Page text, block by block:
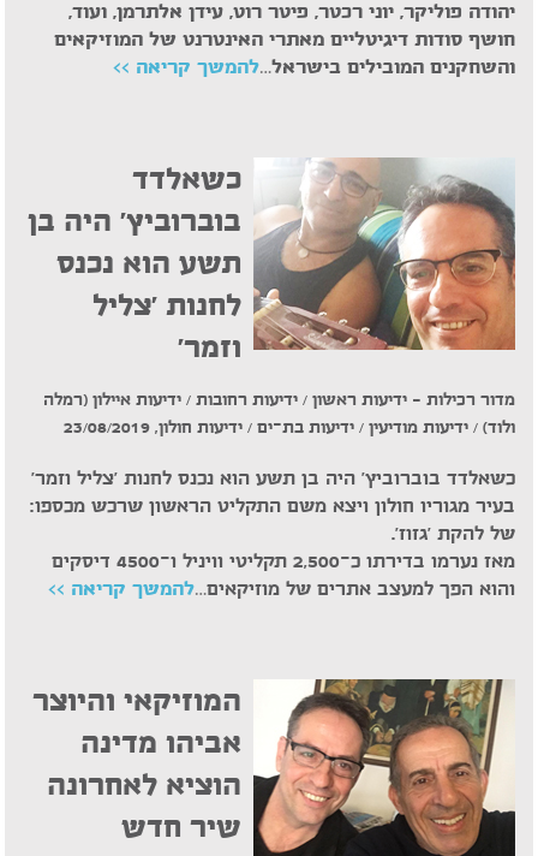
יהודה פוליקר, יוני רכטר, פיטר רוט, עידן אלתרמן, ועוד,
חושף סודות דיגיטליים מאתרי האינטרנט של המוזיקאים
והשחקנים המובילים בישראל…להמשך קריאה >>
כשאלדד
בוברוביץ' היה בן
תשע הוא נכנס
לחנות 'צליל
וזמר'
מדור רכילות – ידיעות ראשון / ידיעות רחובות / ידיעות איילון (רמלה
ולוד) / ידיעות מודיעין / ידיעות בת-ים / ידיעות חולון, 23/08/2019
כשאלדד בוברוביץ' היה בן תשע הוא נכנס לחנות 'צליל וזמר'
בעיר מגוריו חולון ויצא משם התקליט הראשון שרכש מכספו:
של להקת 'גזוז'.
מאז נערמו בדירתו כ-2,500 תקליטי וויניל ו-4500 דיסקים
והוא הפך למעצב אתרים של מוזיקאים…להמשך קריאה >>
המוזיקאי והיוצר
אביהו מדינה
הוציא לאחרונה
שיר חדש